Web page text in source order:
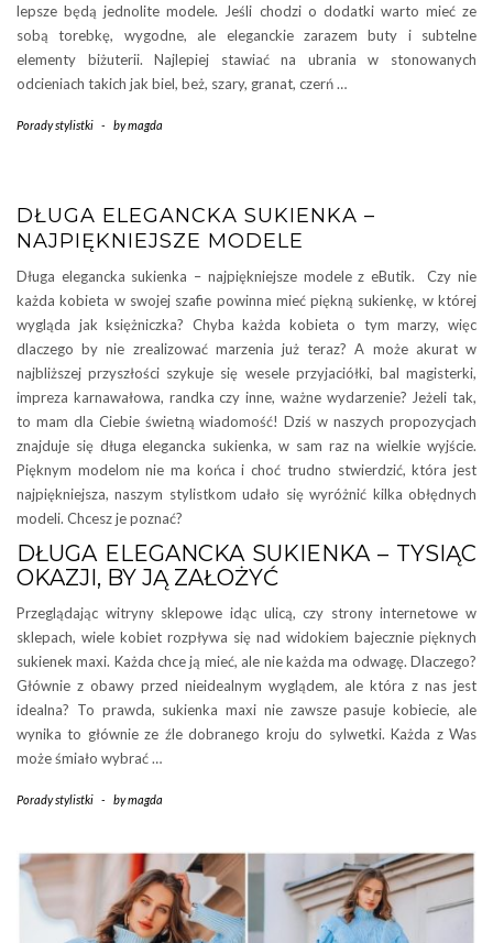
lepsze będą jednolite modele. Jeśli chodzi o dodatki warto mieć ze
sobą torebkę, wygodne, ale eleganckie zarazem buty i subtelne
elementy biżuterii. Najlepiej stawiać na ubrania w stonowanych
odcieniach takich jak biel, beż, szary, granat, czerń …
Porady stylistki - bymagda
DŁUGA ELEGANCKA SUKIENKA –
NAJPIĘKNIEJSZE MODELE
Długa elegancka sukienka – najpiękniejsze modele z eButik. Czy nie
każda kobieta w swojej szafie powinna mieć piękną sukienkę, w której
wygląda jak księżniczka? Chyba każda kobieta o tym marzy, więc
dlaczego by nie zrealizować marzenia już teraz? A może akurat w
najbliższej przyszłości szykuje się wesele przyjaciółki, bal magisterki,
impreza karnawałowa, randka czy inne, ważne wydarzenie? Jeżeli tak,
to mam dla Ciebie świetną wiadomość! Dziś w naszych propozycjach
znajduje się długa elegancka sukienka, w sam raz na wielkie wyjście.
Pięknym modelom nie ma końca i choć trudno stwierdzić, która jest
najpiękniejsza, naszym stylistkom udało się wyróżnić kilka obłędnych
modeli. Chcesz je poznać?
DŁUGA ELEGANCKA SUKIENKA – TYSIĄC
OKAZJI, BY JĄ ZAŁOŻYĆ
Przeglądając witryny sklepowe idąc ulicą, czy strony internetowe w
sklepach, wiele kobiet rozpływa się nad widokiem bajecznie pięknych
sukienek maxi. Każda chce ją mieć, ale nie każda ma odwagę. Dlaczego?
Głównie z obawy przed nieidealnym wyglądem, ale która z nas jest
idealna? To prawda, sukienka maxi nie zawsze pasuje kobiecie, ale
wynika to głównie ze źle dobranego kroju do sylwetki. Każda z Was
może śmiało wybrać …
Porady stylistki - bymagda